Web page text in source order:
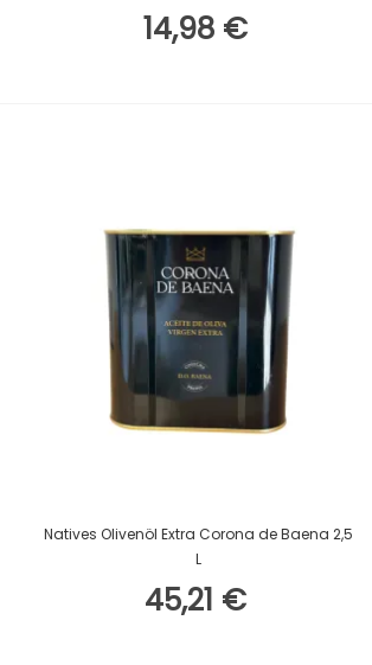
14,98 €
In Den Warenkorb
Natives Olivenöl Extra Corona de Baena 2,5
L
45,21 €